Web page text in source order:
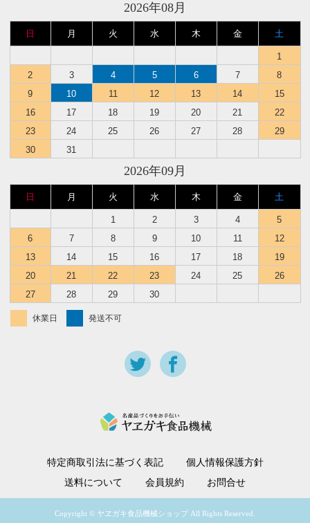
2026年08月
日 月 火 水 木 金 土
1
2
3 4 5 6 7
8
9
10 11 12 13 14
15
16
17 18 19 20 21
22
23
24 25 26 27 28
29
30
31
2026年09月
日 月 火 水 木 金 土
1 2 3 4
5
6
7 8 9 10 11
12
13
14 15 16 17 18
19
20
21 22 23 24 25
26
27
28 29 30
休業日 発送不可
特定商取引法に基づく表記
個人情報保護方針
送料について
会員規約 お問合せ
Copyright © ヤヱガキ食品機械ショップ All Rights Reserved.